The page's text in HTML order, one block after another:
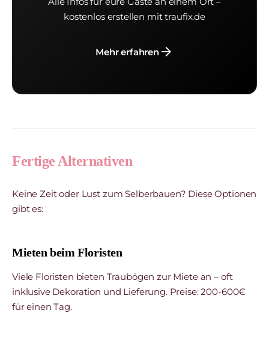
kostenlos erstellen mit traufix.de
Mehr erfahrenarrow_forward
Fertige Alternativen
Keine Zeit oder Lust zum Selberbauen? Diese Optionen
gibt es:
Mieten beim Floristen
Viele Floristen bieten Traubögen zur Miete an – oft
inklusive Dekoration und Lieferung. Preise: 200-600€
für einen Tag.